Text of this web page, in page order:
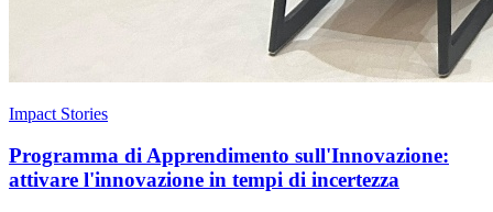
Impact Stories
Programma di Apprendimento sull'Innovazione:
attivare l'innovazione in tempi di incertezza